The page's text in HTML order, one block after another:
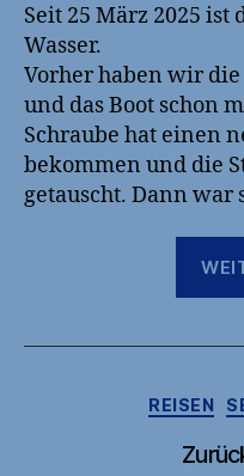
Seit 25 März 2025
Wasser.
Vorher haben wir
und das Boot schon
Schraube hat einen
bekommen und die
getauscht. Dann
REISEN